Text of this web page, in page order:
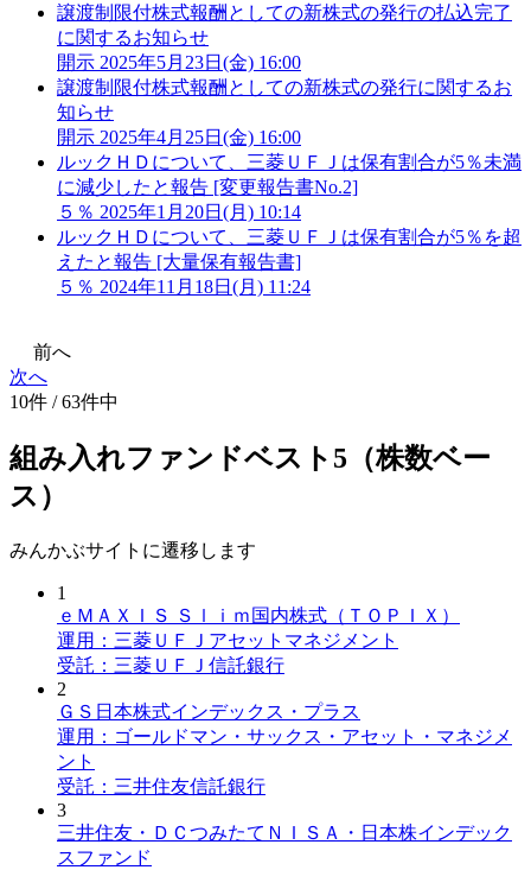
譲渡制限付株式報酬としての新株式の発行の払込完了
に関するお知らせ
開示 2025年5月23日(金) 16:00
譲渡制限付株式報酬としての新株式の発行に関するお
知らせ
開示 2025年4月25日(金) 16:00
ルックＨＤについて、三菱ＵＦＪは保有割合が5％未満
に減少したと報告 [変更報告書No.2]
５％ 2025年1月20日(月) 10:14
ルックＨＤについて、三菱ＵＦＪは保有割合が5％を超
えたと報告 [大量保有報告書]
５％ 2024年11月18日(月) 11:24
前へ
次へ
10件 / 63件中
組み入れファンドベスト5（株数ベー
ス）
みんかぶサイトに遷移します
1
ｅＭＡＸＩＳ Ｓｌｉｍ国内株式（ＴＯＰＩＸ）
運用：三菱ＵＦＪアセットマネジメント
受託：三菱ＵＦＪ信託銀行
2
ＧＳ日本株式インデックス・プラス
運用：ゴールドマン・サックス・アセット・マネジメ
ント
受託：三井住友信託銀行
3
三井住友・ＤＣつみたてＮＩＳＡ・日本株インデック
スファンド